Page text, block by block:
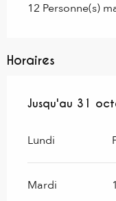
12 Personne(s)
Horaires
Du21 avril
Jusqu'au 31
Lundi
Mardi